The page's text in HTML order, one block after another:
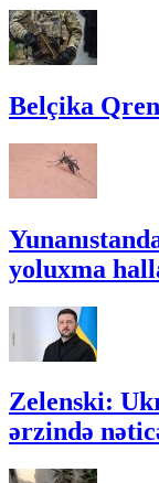
Belçika
yoluxma
Zelenski:
ərzində